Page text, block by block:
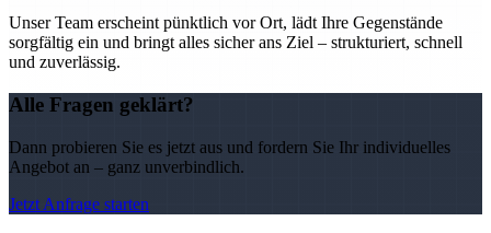
Unser Team erscheint pünktlich vor Ort, lädt Ihre Gegenstände
sorgfältig ein und bringt alles sicher ans Ziel – strukturiert, schnell
und zuverlässig.
Alle Fragen geklärt?
Dann probieren Sie es jetzt aus und fordern Sie Ihr individuelles
Angebot an – ganz unverbindlich.
Jetzt Anfrage starten